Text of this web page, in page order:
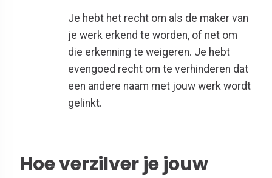
Je hebt het recht om als de maker van
je werk erkend te worden, of net om
die erkenning te weigeren. Je hebt
evengoed recht om te verhinderen dat
een andere naam met jouw werk wordt
gelinkt.
Hoe verzilver je jouw